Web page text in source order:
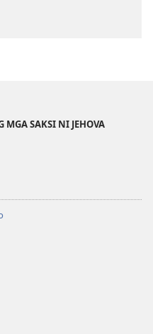
ang ang
MGA SAKSI NI JEHOVA